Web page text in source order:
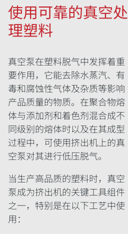
使用可靠的真空处
理塑料
真空泵在塑料脱气中发挥着重
要作用，它能去除水蒸汽、有
毒和腐蚀性气体及杂质等影响
产品质量的物质。在聚合物熔
体与添加剂和着色剂混合成不
同级别的熔体时以及在其成型
过程中，可使用挤出机上的真
空泵对其进行低压脱气。
当生产高品质的塑料时，真空
泵成为挤出机的关键工具组件
之一，特别是在以下工艺中使
用：